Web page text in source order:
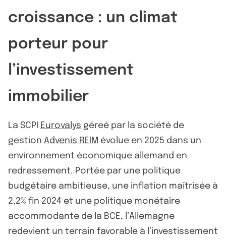
croissance : un climat
porteur pour
l’investissement
immobilier
La SCPI Eurovalys géreé par la société de
gestion Advenis REIM évolue en 2025 dans un
environnement économique allemand en
redressement. Portée par une politique
budgétaire ambitieuse, une inflation maîtrisée à
2,2% fin 2024 et une politique monétaire
accommodante de la BCE, l’Allemagne
redevient un terrain favorable à l’investissement